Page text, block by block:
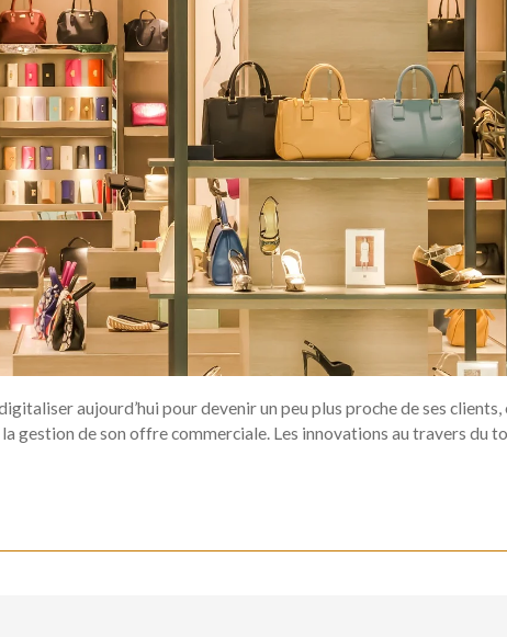
aujourd’hui pour devenir un peu plus proche de ses clients,
gestion de son offre commerciale. Les innovations au travers du